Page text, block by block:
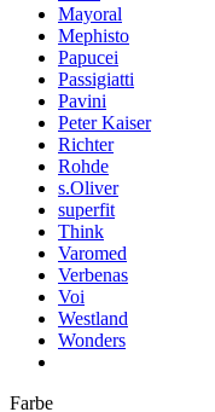
Mayoral
Mephisto
Papucei
Passigiatti
Pavini
Peter Kaiser
Richter
Rohde
s.Oliver
superfit
Think
Varomed
Verbenas
Voi
Westland
Wonders
Farbe